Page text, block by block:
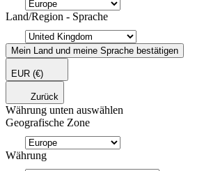
Land/Region - Sprache
Mein Land und meine Sprache bestätigen
EUR (€)
Zurück
Währung unten auswählen
Geografische Zone
Währung